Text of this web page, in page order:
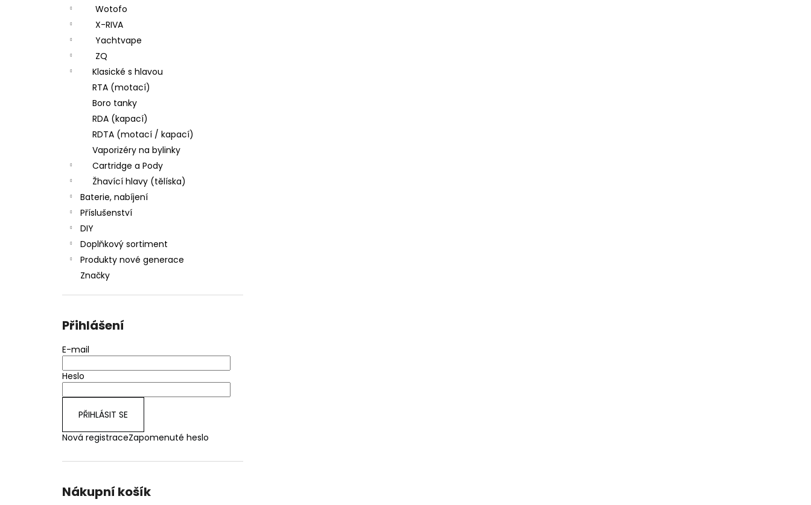
Wotofo
X-RIVA
Yachtvape
ZQ
Klasické s hlavou
RTA (motací)
Boro tanky
RDA (kapací)
RDTA (motací / kapací)
Vaporizéry na bylinky
Cartridge a Pody
Žhavící hlavy (tělíska)
Baterie, nabíjení
Příslušenství
DIY
Doplňkový sortiment
Produkty nové generace
Značky
Přihlášení
E-mail
Heslo
PŘIHLÁSIT SE
Nová registraceZapomenuté heslo
Nákupní košík